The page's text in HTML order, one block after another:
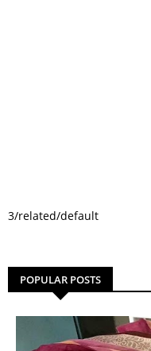
3/related/default
POPULAR POSTS